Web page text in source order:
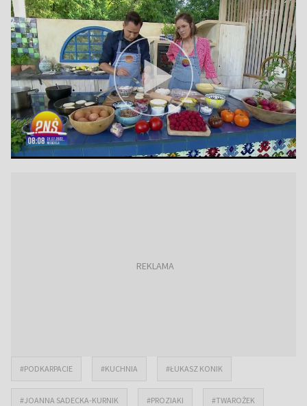
#PODKARPACIE #KUCHNIA #ŁUKASZ KONIK
#JOANNA SADECKA-KURNIK #PROZIAKI #TWAROŻEK